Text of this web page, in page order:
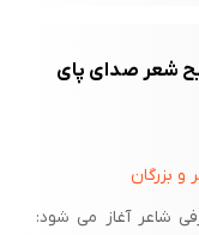
شعر صدای پای
و بزرگان
شاعر آغاز می شود: